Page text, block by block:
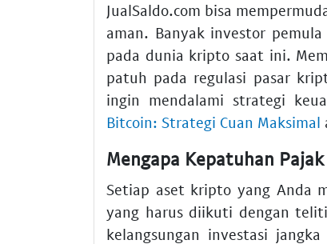
JualSaldo.com bisa
aman. Banyak investor
pada dunia kripto saat ini.
patuh pada regulasi pasar
ingin mendalami strategi
Bitcoin: Strategi Cuan Maksimal
Mengapa Kepatuhan
Setiap aset kripto yang Anda
yang harus diikuti dengan
kelangsungan investasi